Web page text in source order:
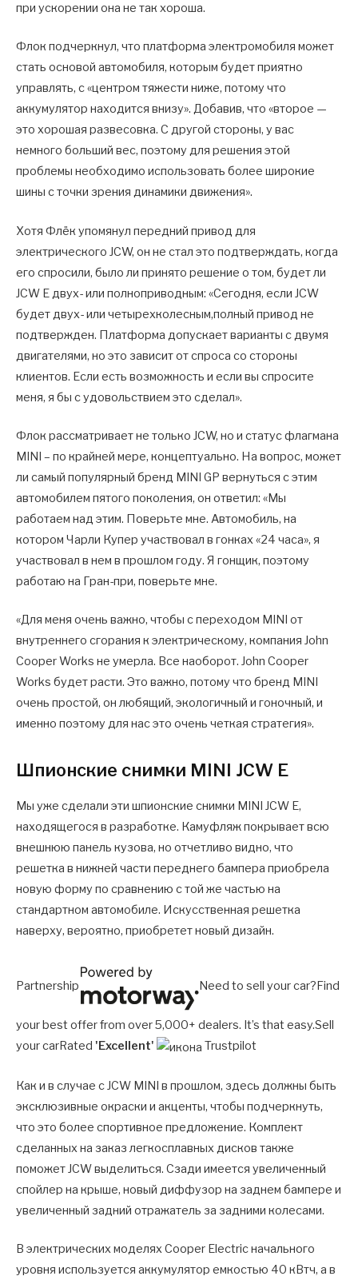
при ускорении она не так хороша.
Флок подчеркнул, что платформа электромобиля может
стать основой автомобиля, которым будет приятно
управлять, с «центром тяжести ниже, потому что
аккумулятор находится внизу». Добавив, что «второе —
это хорошая развесовка. С другой стороны, у вас
немного больший вес, поэтому для решения этой
проблемы необходимо использовать более широкие
шины с точки зрения динамики движения».
Хотя Флёк упомянул передний привод для
электрического JCW, он не стал это подтверждать, когда
его спросили, было ли принято решение о том, будет ли
JCW E двух- или полноприводным: «Сегодня, если JCW
будет двух- или четырехколесным,полный привод не
подтвержден. Платформа допускает варианты с двумя
двигателями, но это зависит от спроса со стороны
клиентов. Если есть возможность и если вы спросите
меня, я бы с удовольствием это сделал».
Флок рассматривает не только JCW, но и статус флагмана
MINI – по крайней мере, концептуально. На вопрос, может
ли самый популярный бренд MINI GP вернуться с этим
автомобилем пятого поколения, он ответил: «Мы
работаем над этим. Поверьте мне. Автомобиль, на
котором Чарли Купер участвовал в гонках «24 часа», я
участвовал в нем в прошлом году. Я гонщик, поэтому
работаю на Гран-при, поверьте мне.
«Для меня очень важно, чтобы с переходом MINI от
внутреннего сгорания к электрическому, компания John
Cooper Works не умерла. Все наоборот. John Cooper
Works будет расти. Это важно, потому что бренд MINI
очень простой, он любящий, экологичный и гоночный, и
именно поэтому для нас это очень четкая стратегия».
Шпионские снимки MINI JCW E
Мы уже сделали эти шпионские снимки MINI JCW E,
находящегося в разработке. Камуфляж покрывает всю
внешнюю панель кузова, но отчетливо видно, что
решетка в нижней части переднего бампера приобрела
новую форму по сравнению с той же частью на
стандартном автомобиле. Искусственная решетка
наверху, вероятно, приобретет новый дизайн.
Partnership Need to sell your car?Find
your best offer from over 5,000+ dealers. It’s that easy.Sell
your carRated 'Excellent' Trustpilot
Как и в случае с JCW MINI в прошлом, здесь должны быть
эксклюзивные окраски и акценты, чтобы подчеркнуть,
что это более спортивное предложение. Комплект
сделанных на заказ легкосплавных дисков также
поможет JCW выделиться. Сзади имеется увеличенный
спойлер на крыше, новый диффузор на заднем бампере и
увеличенный задний отражатель за задними колесами.
В электрических моделях Cooper Electric начального
уровня используется аккумулятор емкостью 40 кВтч, а в